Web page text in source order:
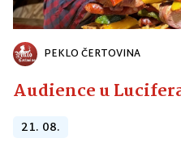
PEKLO ČERTOVINA
Audience u
21. 08.